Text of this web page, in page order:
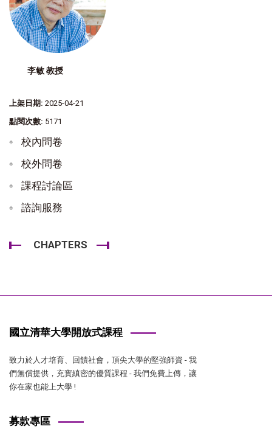
李敏 教授
上架日期: 2025-04-21
點閱次數: 5171
校內問卷
校外問卷
課程討論區
諮詢服務
CHAPTERS
國立清華大學開放式課程
致力於人才培育、回饋社會，頂尖大學的堅強師資 - 我
們無償提供，充實縝密的優質課程 - 我們免費上傳，讓
你在家也能上大學 !
募款專區